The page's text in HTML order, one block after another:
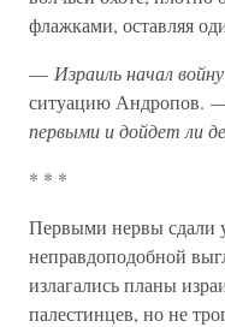
флажками, оставляя
— Израиль начал
ситуацию Андропов.
первыми и дойдет ли
* * *
Первыми нервы сдали
неправдоподобной
излагались планы
палестинцев, но не